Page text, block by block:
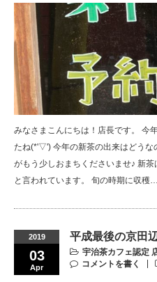
みなさまこんにちは！店長です。 今
たね(*'▽') 今年の新茶の出来はどうな
がもう少しおまちくださいませ♪ 新
と言われています。 旬の時期に収穫…
2019
03
Apr
平成最後の京田
宇治茶カフェ認定
コメントを書く